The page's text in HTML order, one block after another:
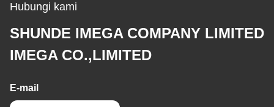
Hubungi kami
SHUNDE IMEGA COMPANY LIMITED
IMEGA CO.,LIMITED
E-mail